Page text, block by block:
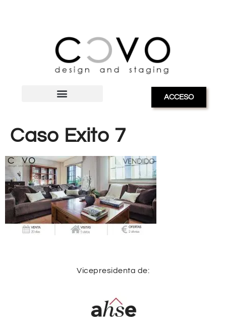
ACCESO
Caso Exito 7
Vicepresidenta de: